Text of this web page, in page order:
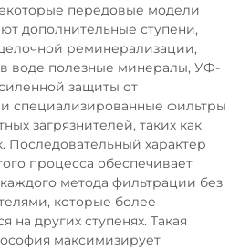
передовые модели
дополнительные ступени,
реминерализации,
воде полезные минералы, УФ-
защиты от
специализированные фильтры
загрязнителей, таких как
характер
процесса обеспечивает
метода фильтрации без
которые более
на других ступенях. Такая
максимизирует